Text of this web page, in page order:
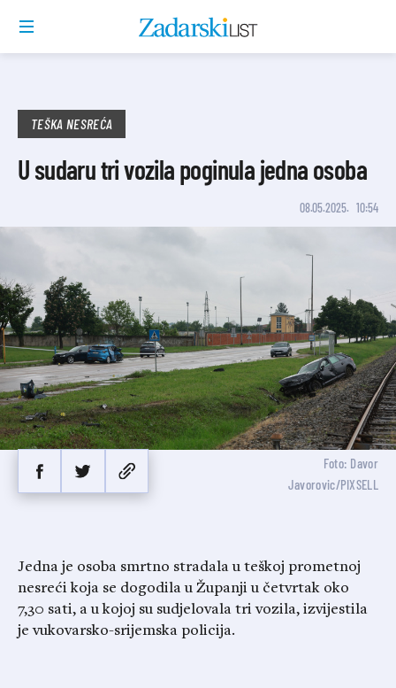
TEŠKA NESREĆA
U sudaru tri vozila poginula jedna osoba
08.05.2025. 10:54
Foto: Davor
Javorovic/PIXSELL
Jedna je osoba smrtno stradala u teškoj prometnoj
nesreći koja se dogodila u Županji u četvrtak oko
7,30 sati, a u kojoj su sudjelovala tri vozila, izvijestila
je vukovarsko-srijemska policija.